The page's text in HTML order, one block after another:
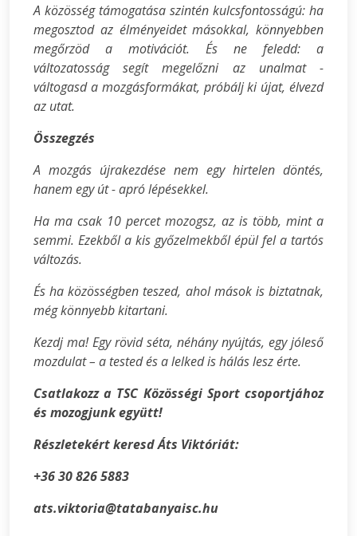
A közösség támogatása szintén kulcsfontosságú: ha
megosztod az élményeidet másokkal, könnyebben
megőrzöd a motivációt. És ne feledd: a
változatosság segít megelőzni az unalmat -
váltogasd a mozgásformákat, próbálj ki újat, élvezd
az utat.
Összegzés
A mozgás újrakezdése nem egy hirtelen döntés,
hanem egy út - apró lépésekkel.
Ha ma csak 10 percet mozogsz, az is több, mint a
semmi. Ezekből a kis győzelmekből épül fel a tartós
változás.
És ha közösségben teszed, ahol mások is biztatnak,
még könnyebb kitartani.
Kezdj ma! Egy rövid séta, néhány nyújtás, egy jóleső
mozdulat – a tested és a lelked is hálás lesz érte.
Csatlakozz a TSC Közösségi Sport csoportjához
és mozogjunk együtt!
Részletekért keresd Áts Viktóriát:
+36 30 826 5883
ats.viktoria@tatabanyaisc.hu